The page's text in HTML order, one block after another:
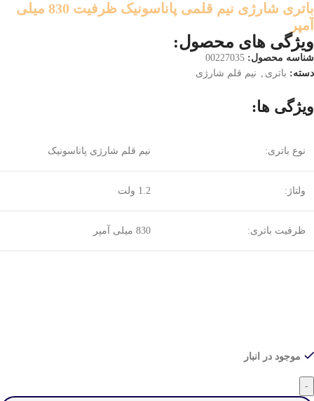
باتری شارژی نیم قلمی پاناسونیک ظرفیت 830 میلی
آمپر
ویژگی های محصول:
شناسه محصول: 00227035
دسته: باتری , نیم قلم شارژی
ویژگی ها:
نوع باتری: نیم قلم شارژی پاناسونیک
ولتاژ: 1.2 ولت
ظرفیت باتری: 830 میلی آمپر
موجود در انبار